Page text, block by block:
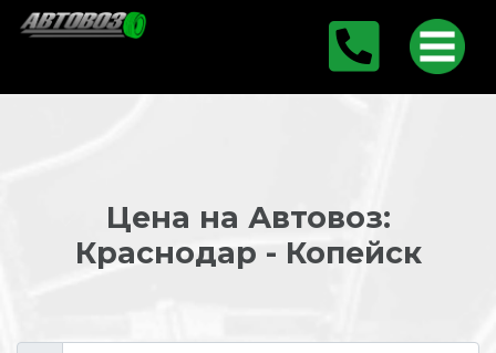
Цена на Автовоз:
Краснодар - Копейск